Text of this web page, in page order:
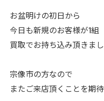
お盆明けの初日から
今日も新規のお客様が1組
買取でお持ち込み頂きま
宗像市の方なので
またご来店頂くことを期